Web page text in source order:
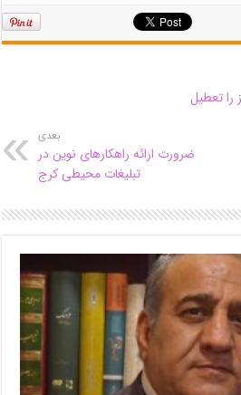
را تعطیل
بعدی
ضرورت ارائه راهکار‌های نوین در
تبلیغات محیطی کرج